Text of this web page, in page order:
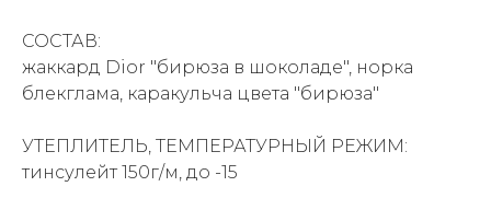
СОСТАВ:
жаккард Dior "бирюза в шоколаде", норка
блекглама, каракульча цвета "бирюза"
УТЕПЛИТЕЛЬ, ТЕМПЕРАТУРНЫЙ РЕЖИМ:
тинсулейт 150г/м, до -15